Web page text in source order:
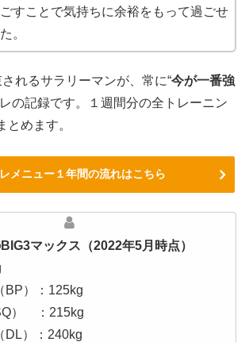
すことで気持ちに余裕をもって過ごせ
。
れるサラリーマンが、常に“今が一番強
の記録です。１週間分の全トレーニン
とめます。
メニュー１年間の流れはこちら
マックス（2022年5月時点）
BP）：125kg
） ：215kg
DL）：240kg